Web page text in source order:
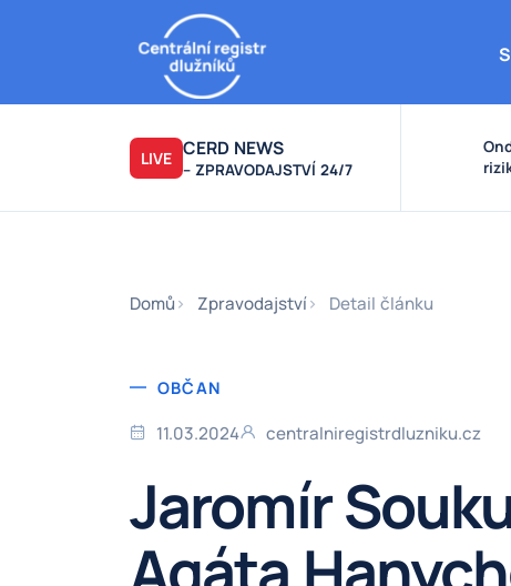
LIVE CERD NEWS
– ZPRAVODAJSTVÍ 24/7
Domů Zpravodajství Detail článku
OBČAN
11.03.2024 centralniregistrdluzniku.cz
Jaromír